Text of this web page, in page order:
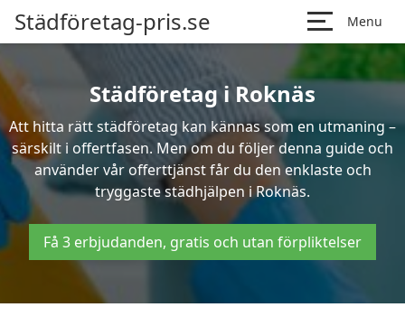
Städföretag-pris.se Menu
Städföretag i Roknäs
Att hitta rätt städföretag kan kännas som en utmaning –
särskilt i offertfasen. Men om du följer denna guide och
använder vår offerttjänst får du den enklaste och
tryggaste städhjälpen i Roknäs.
Få 3 erbjudanden, gratis och utan förpliktelser